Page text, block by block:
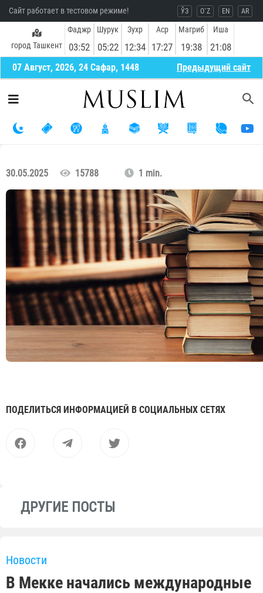
Сайт работает в тестовом режиме! ЎЗ O`Z EN AR
город Ташкент
Фаджр
03:52
Шурук
05:22
Зухр
12:34
Аср
17:27
Магриб
19:38
Иша
21:08
07 Август, 2026, 24 Сафар, 1448 Предыдущий сайт
30.05.2025 15788 1 min.
ПОДЕЛИТЬСЯ ИНФОРМАЦИЕЙ В СОЦИАЛЬНЫХ СЕТЯХ
ДРУГИЕ ПОСТЫ
Новости
В Мекке начались международные